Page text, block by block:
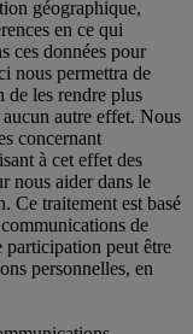
géographique,
en ce qui
ces données pour
nous permettra de
de les rendre plus
aucun autre effet. Nous
concernant
à cet effet des
nous aider dans le
Ce traitement est basé
de
participation peut être
personnelles, en